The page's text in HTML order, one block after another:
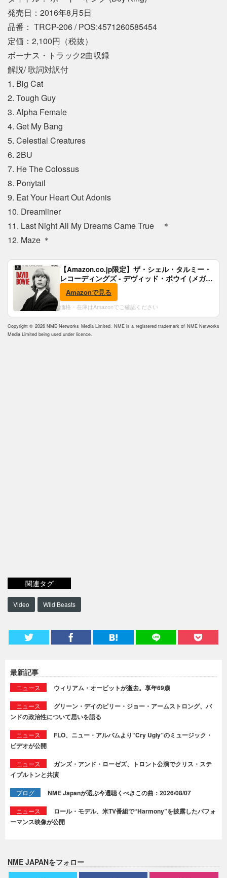
発売日：2016年8月5日
品番： TRCP-206 / POS:4571260585454
定価：2,100円（税抜）
ボーナス・トラック2曲収録
解説/ 歌詞対訳付
1. Big Cat
2. Tough Guy
3. Alpha Female
4. Get My Bang
5. Celestial Creatures
6. 2BU
7. He The Colossus
8. Ponytail
9. Eat Your Heart Out Adonis
10. Dreamliner
11. Last Night All My Dreams Came True ＊
12. Maze ＊
【Amazon.co.jp限定】ザ・シェル・タルミー・
レコーディングズ - デヴィッド・ボウイ (メガジ
ャケ付)
Amazonで見る
価格・在庫はAmazonでご確認ください
Copyright © 2026 NME Networks Media Limited. NME is a registered trademark of NME Networks
Media Limited being used under licence.
関連タグ
Video Wild Beasts
最新記事
ニュース ウィリアム・オービットが逝去。享年69歳
ニュース
グリーン・デイのビリー・ジョー・アームストロング、バ
ンドの政治性について思いを語る
ニュース
FLO、ニュー・アルバムより“Cry Ugly”のミュージック・
ビデオが公開
ニュース
ガンズ・アンド・ローゼズ、トロント公演でクリス・ステ
イプルトンと共演
ブログ NME Japanが選ぶ今週聴くべきこの曲：2026/08/07
ニュース
ロール・モデル、米TV番組で“Harmony”を披露したパフォ
ーマンス映像が公開
NME JAPANをフォロー